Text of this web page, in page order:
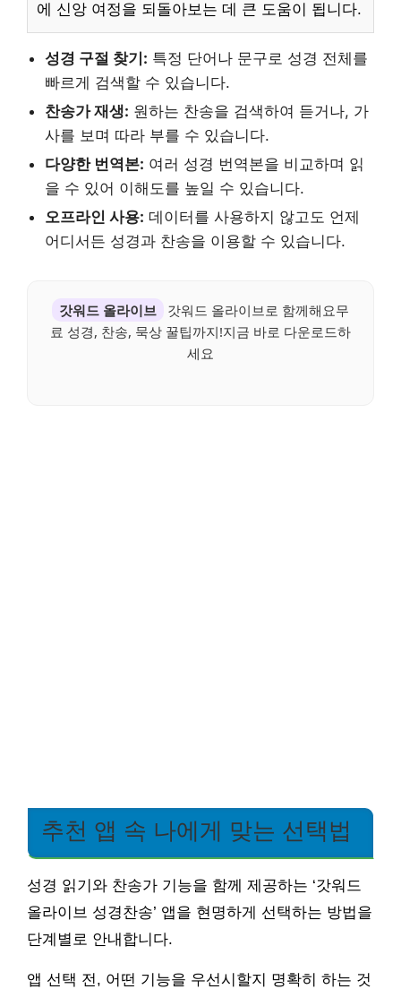
에 신앙 여정을 되돌아보는 데 큰 도움이 됩니다.
성경 구절 찾기: 특정 단어나 문구로 성경 전체를
빠르게 검색할 수 있습니다.
찬송가 재생: 원하는 찬송을 검색하여 듣거나, 가
사를 보며 따라 부를 수 있습니다.
다양한 번역본: 여러 성경 번역본을 비교하며 읽
을 수 있어 이해도를 높일 수 있습니다.
오프라인 사용: 데이터를 사용하지 않고도 언제
어디서든 성경과 찬송을 이용할 수 있습니다.
갓워드 올라이브
갓워드 올라이브로 함께해요무
료 성경, 찬송, 묵상 꿀팁까지!지금 바로 다운로드하
세요
추천 앱 속 나에게 맞는 선택법
성경 읽기와 찬송가 기능을 함께 제공하는 ‘갓워드
올라이브 성경찬송’ 앱을 현명하게 선택하는 방법을
단계별로 안내합니다.
앱 선택 전, 어떤 기능을 우선시할지 명확히 하는 것